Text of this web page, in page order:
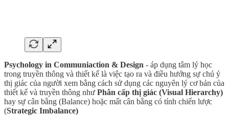
Psychology in Communiaction & Design - áp dụng tâm lý học
trong truyền thông và thiết kế là việc tạo ra và điều hướng sự chú ý
thị giác của người xem bằng cách sử dụng các nguyên lý cơ bản của
thiết kế và truyền thông như Phân cấp thị giác (Visual Hierarchy)
hay sự cân bằng (Balance) hoặc mất cân bằng có tính chiến lược
(Strategic Imbalance)